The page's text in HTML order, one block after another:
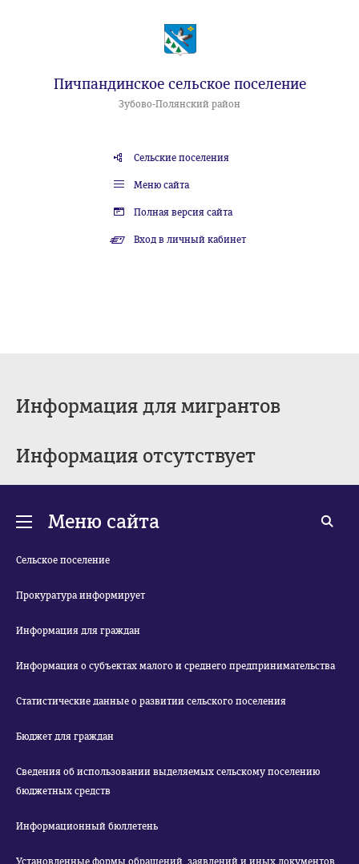
Пичпандинское сельское поселение
Зубово-Полянский район
Сельские поселения
Меню сайта
Полная версия сайта
Вход в личный кабинет
Информация для мигрантов
Информация отсутствует
Меню сайта
Сельское поселение
Прокуратура информирует
Информация для граждан
Информация о субъектах малого и среднего предпринимательства
Статистические данные о развитии сельского поселения
Бюджет для граждан
Сведения об использовании выделяемых сельскому поселению
бюджетных средств
Информационный бюллетень
Установленные формы обращений, заявлений и иных документов